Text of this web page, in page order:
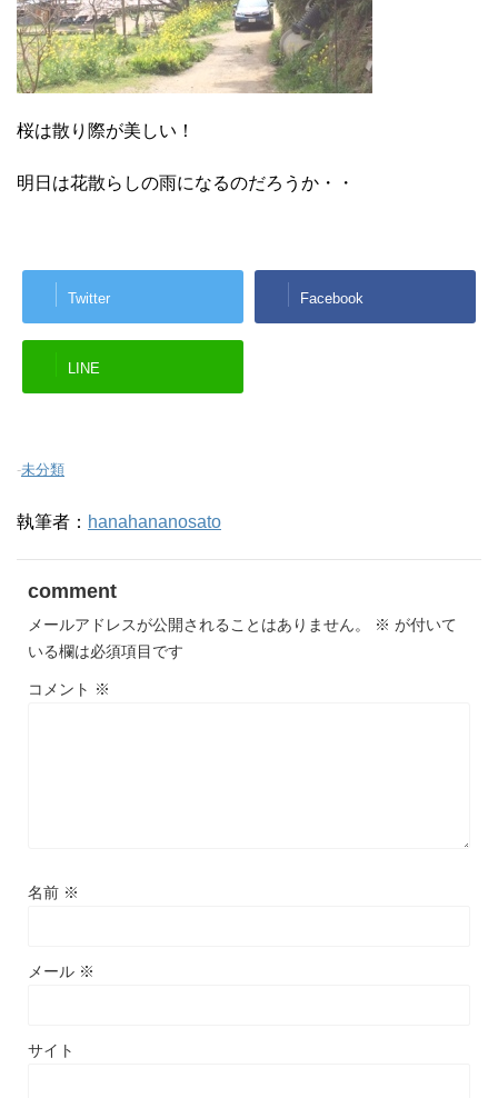
桜は散り際が美しい！
明日は花散らしの雨になるのだろうか・・
Twitter Facebook
LINE
-未分類
執筆者： hanahananosato
comment
メールアドレスが公開されることはありません。 ※ が付いて
いる欄は必須項目です
コメント ※
名前 ※
メール ※
サイト